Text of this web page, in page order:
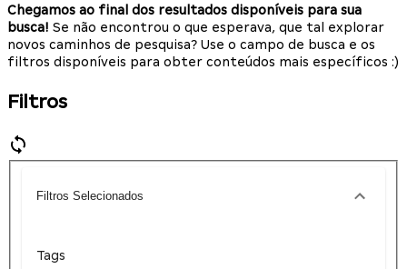
Chegamos ao final dos resultados disponíveis para sua
busca! Se não encontrou o que esperava, que tal explorar
novos caminhos de pesquisa? Use o campo de busca e os
filtros disponíveis para obter conteúdos mais específicos :)
Filtros
Filtros Selecionados
Tags